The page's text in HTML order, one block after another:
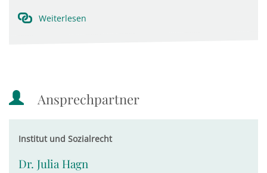
Weiterlesen
Ansprechpartner
Institut und Sozialrecht
Dr. Julia Hagn